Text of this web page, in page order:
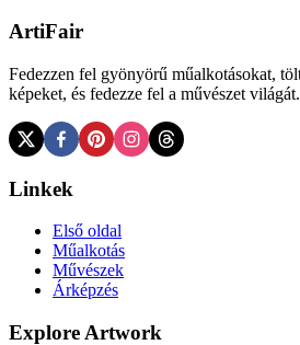
ArtiFair
Fedezzen fel gyönyörű műalkotásokat,
képeket, és fedezze fel a művészet világát.
Linkek
Első oldal
Műalkotás
Művészek
Árképzés
Explore Artwork